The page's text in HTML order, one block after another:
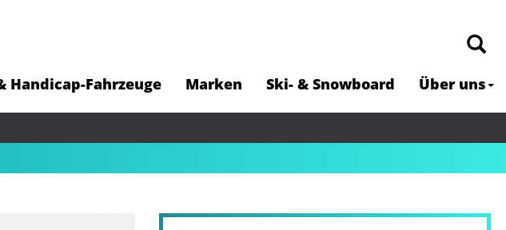
Handicap-Fahrzeuge Marken Ski- & Snowboard Über uns